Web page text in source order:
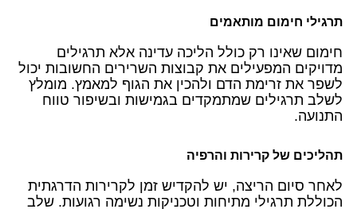
תרגילי חימום מותאמים
חימום שאינו רק כולל הליכה עדינה אלא תרגילים
מדויקים המפעילים את קבוצות השרירים החשובות יכול
לשפר את זרימת הדם ולהכין את הגוף למאמץ. מומלץ
לשלב תרגילים שמתמקדים בגמישות ובשיפור טווח
התנועה.
תהליכים של קרירות והרפיה
לאחר סיום הריצה, יש להקדיש זמן לקרירות הדרגתית
הכוללת תרגילי מתיחות וטכניקות נשימה רגועות. שלב